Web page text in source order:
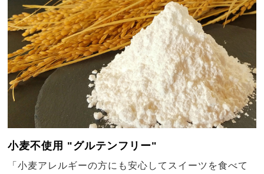
小麦不使用 "グルテンフリー"
「小麦アレルギーの方にも安心してスイーツを食べて